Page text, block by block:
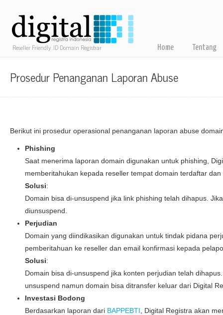
Reseller Friendly .ID Domain Registrar Home Tentang
Prosedur Penanganan Laporan Abuse
Berikut ini prosedur operasional penanganan laporan abuse
Phishing
Saat menerima laporan domain digunakan untuk phishing,
memberitahukan kepada reseller tempat domain terdaftar
Solusi:
Domain bisa di-unsuspend jika link phishing telah dihapus.
diunsuspend.
Perjudian
Domain yang diindikasikan digunakan untuk tindak pidana
pemberitahuan ke reseller dan email konfirmasi kepada
Solusi:
Domain bisa di-unsuspend jika konten perjudian telah
unsuspend namun domain bisa ditransfer keluar dari Digital
Investasi Bodong
Berdasarkan laporan dari BAPPEBTI , Digital Registra akan